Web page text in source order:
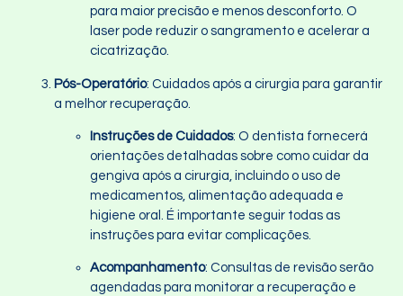
para maior precisão e menos desconforto. O
laser pode reduzir o sangramento e acelerar a
cicatrização.
Pós-Operatório: Cuidados após a cirurgia para garantir
a melhor recuperação.
Instruções de Cuidados: O dentista fornecerá
orientações detalhadas sobre como cuidar da
gengiva após a cirurgia, incluindo o uso de
medicamentos, alimentação adequada e
higiene oral. É importante seguir todas as
instruções para evitar complicações.
Acompanhamento: Consultas de revisão serão
agendadas para monitorar a recuperação e